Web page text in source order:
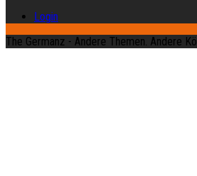
Login
The Germanz - Andere Themen. Andere